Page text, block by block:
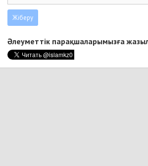
Әлеуметтік парақшаларымызға